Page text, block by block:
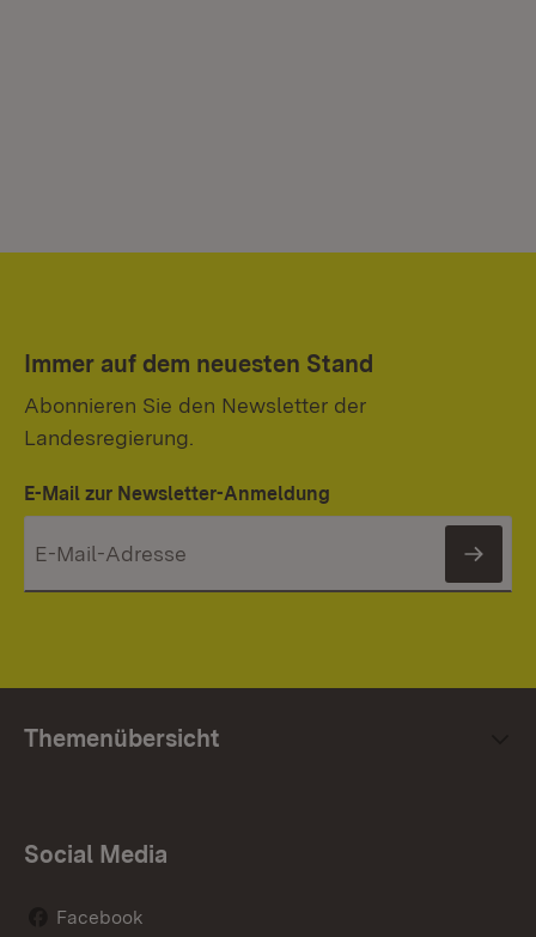
Immer auf dem neuesten Stand
Abonnieren Sie den Newsletter der
Landesregierung.
E-Mail zur Newsletter-Anmeldung
Themenübersicht
Social Media
Facebook